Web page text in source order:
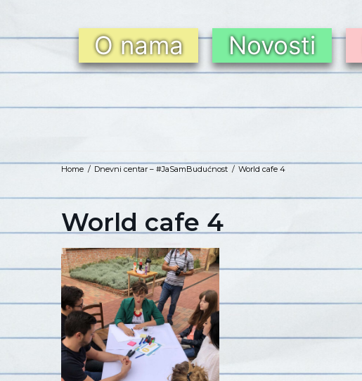
O nama Novosti
Home / Dnevni centar – #JaSamBudućnost / World cafe 4
World cafe 4